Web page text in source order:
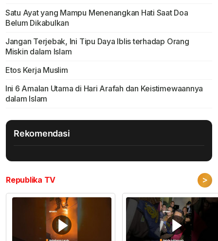
Satu Ayat yang Mampu Menenangkan Hati Saat Doa
Belum Dikabulkan
Jangan Terjebak, Ini Tipu Daya Iblis terhadap Orang
Miskin dalam Islam
Etos Kerja Muslim
Ini 6 Amalan Utama di Hari Arafah dan Keistimewaannya
dalam Islam
Rekomendasi
Republika TV >